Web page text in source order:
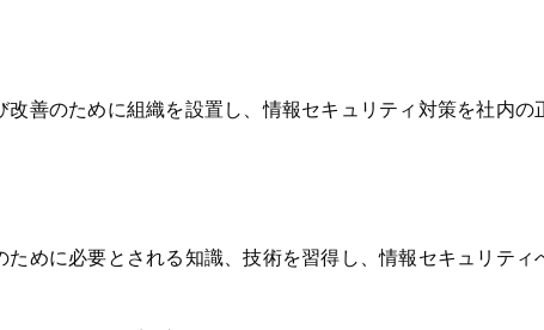
善のために組織を設置し、情報セキュリティ対策を社内の
めに必要とされる知識、技術を習得し、情報セキュリティ